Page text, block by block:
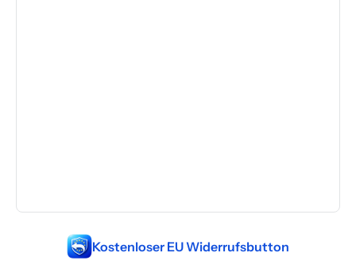
Kostenloser EU Widerrufsbutton